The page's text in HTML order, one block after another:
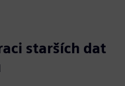
starších dat